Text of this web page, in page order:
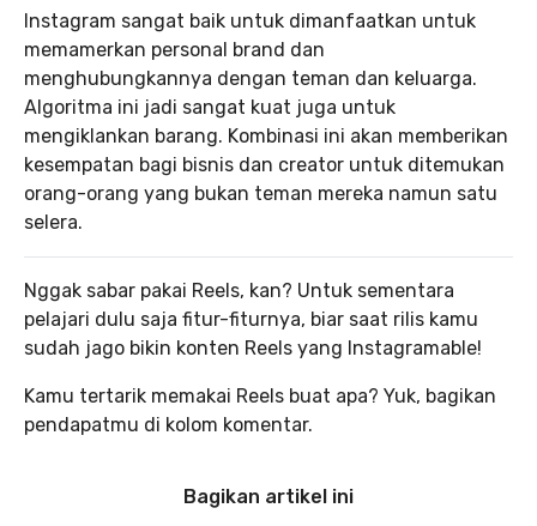
Instagram sangat baik untuk dimanfaatkan untuk
memamerkan personal brand dan
menghubungkannya dengan teman dan keluarga.
Algoritma ini jadi sangat kuat juga untuk
mengiklankan barang. Kombinasi ini akan memberikan
kesempatan bagi bisnis dan creator untuk ditemukan
orang-orang yang bukan teman mereka namun satu
selera.
Nggak sabar pakai Reels, kan? Untuk sementara
pelajari dulu saja fitur-fiturnya, biar saat rilis kamu
sudah jago bikin konten Reels yang Instagramable!
Kamu tertarik memakai Reels buat apa? Yuk, bagikan
pendapatmu di kolom komentar.
Bagikan artikel ini